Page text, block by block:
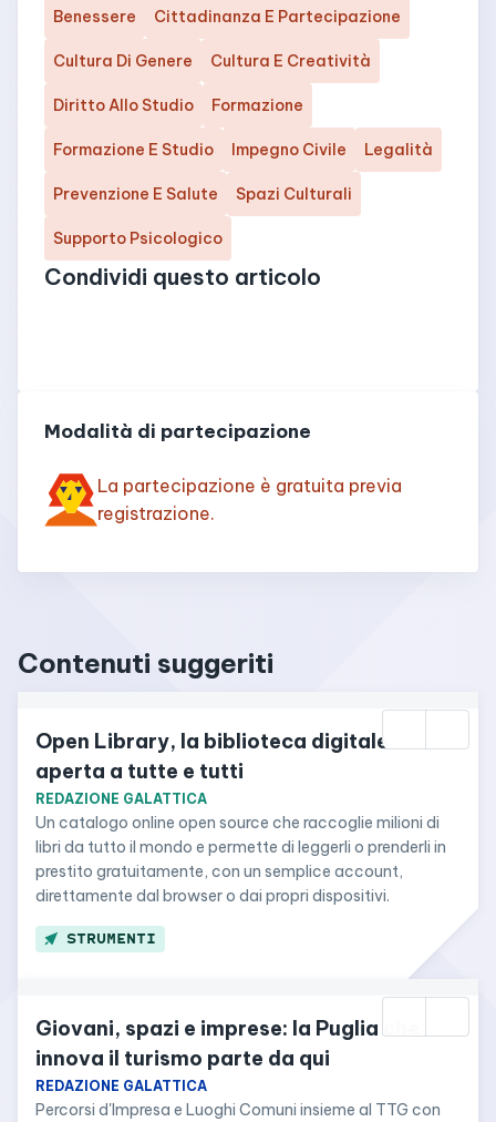
Benessere Cittadinanza E Partecipazione
Cultura Di Genere Cultura E Creatività
Diritto Allo Studio Formazione
Formazione E Studio Impegno Civile Legalità
Prevenzione E Salute Spazi Culturali
Supporto Psicologico
Condividi questo articolo
Modalità di partecipazione
La partecipazione è gratuita previa
registrazione.
Contenuti suggeriti
Open Library, la biblioteca digitale
aperta a tutte e tutti
REDAZIONE GALATTICA
Un catalogo online open source che raccoglie milioni di
libri da tutto il mondo e permette di leggerli o prenderli in
prestito gratuitamente, con un semplice account,
direttamente dal browser o dai propri dispositivi.
STRUMENTI
Giovani, spazi e imprese: la Puglia che
innova il turismo parte da qui
REDAZIONE GALATTICA
Percorsi d'Impresa e Luoghi Comuni insieme al TTG con